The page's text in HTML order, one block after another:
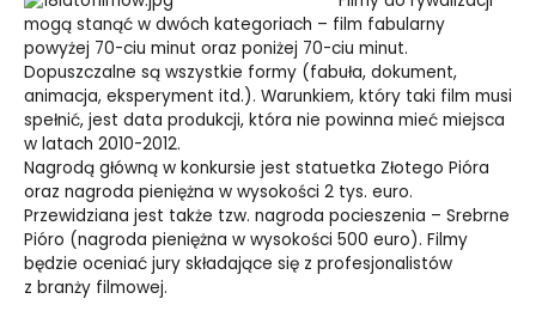
mogą stanąć w dwóch kategoriach – film fabularny
powyżej 70-ciu minut oraz poniżej 70-ciu minut.
Dopuszczalne są wszystkie formy (fabuła, dokument,
animacja, eksperyment itd.). Warunkiem, który taki film musi
spełnić, jest data produkcji, która nie powinna mieć miejsca
w latach 2010-2012.
Nagrodą główną w konkursie jest statuetka Złotego Pióra
oraz nagroda pieniężna w wysokości 2 tys. euro.
Przewidziana jest także tzw. nagroda pocieszenia – Srebrne
Pióro (nagroda pieniężna w wysokości 500 euro). Filmy
będzie oceniać jury składające się z profesjonalistów
z branży filmowej.